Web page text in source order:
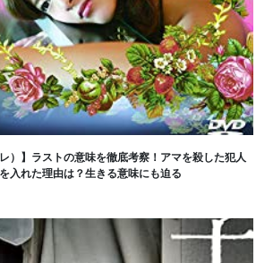
）】ラストの意味を徹底考察！アマを殺した犯人
入れた理由は？生きる意味にも迫る